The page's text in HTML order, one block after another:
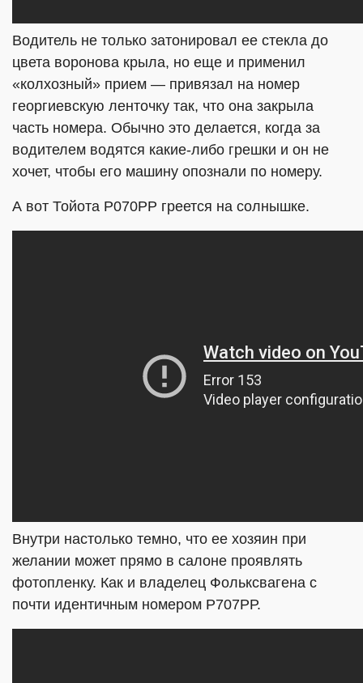
Водитель не только затонировал ее стекла до
цвета воронова крыла, но еще и применил
«колхозный» прием — привязал на номер
георгиевскую ленточку так, что она закрыла
часть номера. Обычно это делается, когда за
водителем водятся какие-либо грешки и он не
хочет, чтобы его машину опознали по номеру.
А вот Тойота Р070РР греется на солнышке.
Внутри настолько темно, что ее хозяин при
желании может прямо в салоне проявлять
фотопленку. Как и владелец Фольксвагена с
почти идентичным номером Р707РР.